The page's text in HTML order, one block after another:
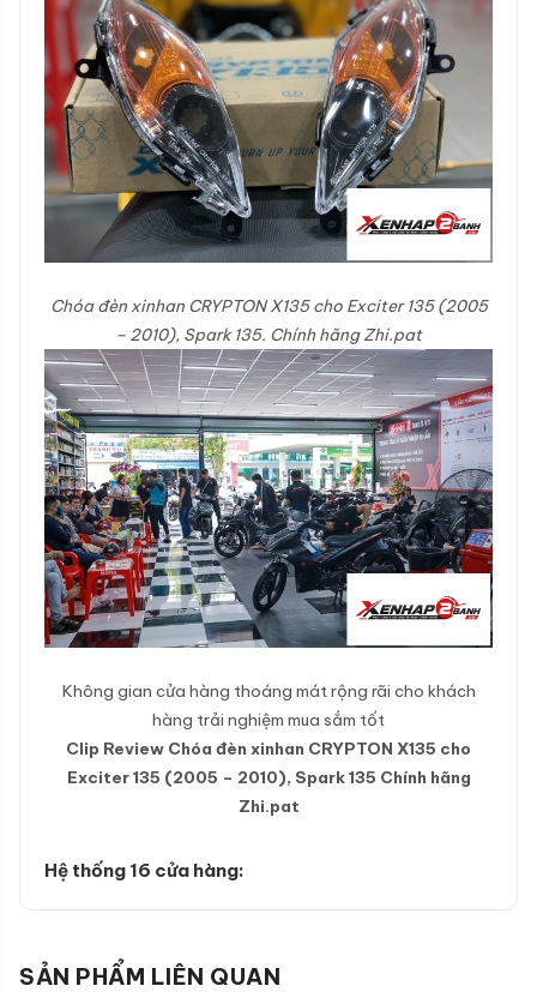
Chóa đèn xinhanCRYPTON X135 cho Exciter 135 (2005
– 2010), Spark 135. Chính hãng Zhi.pat
Không gian cửa hàng thoáng mát rộng rãi cho khách
hàng trải nghiệm mua sắm tốt
Clip Review Chóa đèn xinhan CRYPTON X135 cho
Exciter 135 (2005 – 2010), Spark 135 Chính hãng
Zhi.pat
Hệ thống 16 cửa hàng:
SẢN PHẨM LIÊN QUAN